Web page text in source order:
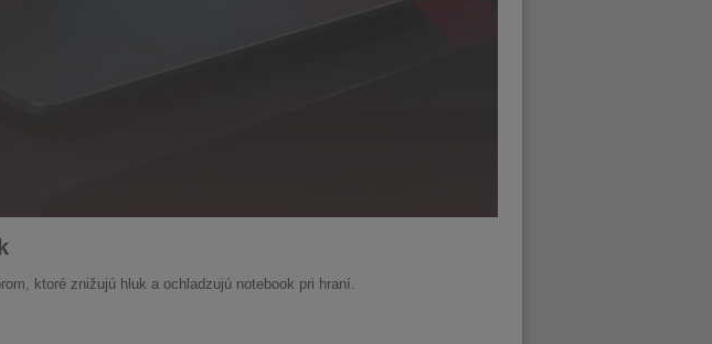
ktoré znižujú hluk a ochladzujú notebook pri hraní.